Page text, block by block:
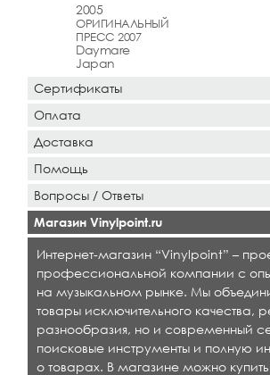
2005
ОРИГИНАЛЬНЫЙ
ПРЕСС 2007
Daymare
Japan
Сертификаты
Оплата
Доставка
Помощь
Вопросы / Ответы
Магазин Vinylpoint.ru
Интернет-магазин “Vinylpoint” –
профессиональной компании с
на музыкальном рынке. Мы
товары исключительного качества,
разнообразия, но и современный
поисковые инструменты и полную
о товарах. В магазине можно